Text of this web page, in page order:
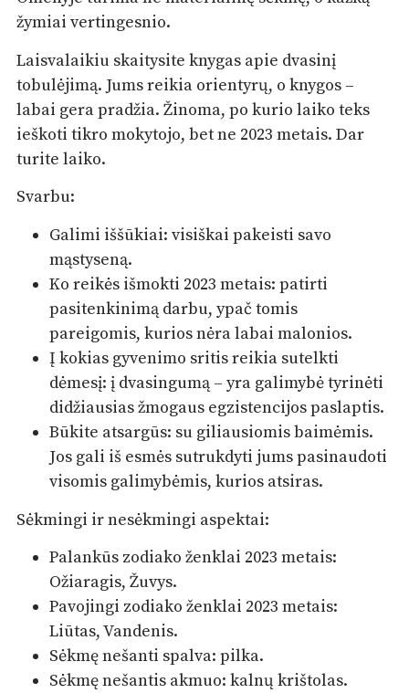
žymiai vertingesnio.
Laisvalaikiu skaitysite knygas apie dvasinį
tobulėjimą. Jums reikia orientyrų, o knygos –
labai gera pradžia. Žinoma, po kurio laiko teks
ieškoti tikro mokytojo, bet ne 2023 metais. Dar
turite laiko.
Svarbu:
Galimi iššūkiai: visiškai pakeisti savo
mąstyseną.
Ko reikės išmokti 2023 metais: patirti
pasitenkinimą darbu, ypač tomis
pareigomis, kurios nėra labai malonios.
Į kokias gyvenimo sritis reikia sutelkti
dėmesį: į dvasingumą – yra galimybė tyrinėti
didžiausias žmogaus egzistencijos paslaptis.
Būkite atsargūs: su giliausiomis baimėmis.
Jos gali iš esmės sutrukdyti jums pasinaudoti
visomis galimybėmis, kurios atsiras.
Sėkmingi ir nesėkmingi aspektai:
Palankūs zodiako ženklai 2023 metais:
Ožiaragis, Žuvys.
Pavojingi zodiako ženklai 2023 metais:
Liūtas, Vandenis.
Sėkmę nešanti spalva: pilka.
Sėkmę nešantis akmuo: kalnų krištolas.